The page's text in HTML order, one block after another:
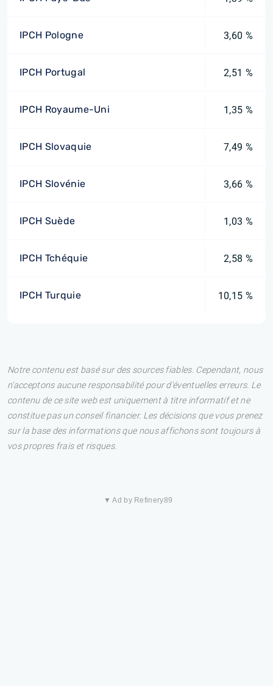
IPCH Pologne 3,60 %
IPCH Portugal 2,51 %
IPCH Royaume-Uni 1,35 %
IPCH Slovaquie 7,49 %
IPCH Slovénie 3,66 %
IPCH Suède 1,03 %
IPCH Tchéquie 2,58 %
IPCH Turquie 10,15 %
Notre contenu est basé sur des sources fiables. Cependant, nous
n'acceptons aucune responsabilité pour d'éventuelles erreurs. Le
contenu de ce site web est uniquement à titre informatif et ne
constitue pas un conseil financier. Les décisions que vous prenez
sur la base des informations que nous affichons sont toujours à
vos propres frais et risques.
▼ Ad by Refinery89